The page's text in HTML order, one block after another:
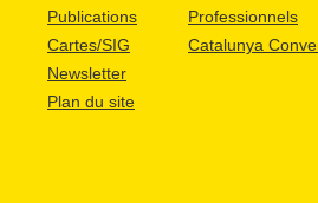
Publications
Cartes/SIG
Newsletter
Plan du site
Professionnels
Catalunya